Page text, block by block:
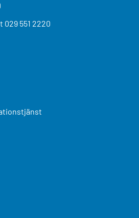
029 551 2220